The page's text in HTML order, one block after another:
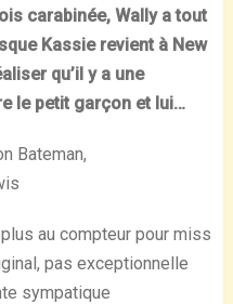
carabinée, Wally a tout
Kassie revient à New
qu’il y a une
le petit garçon et lui…
Bateman,
au compteur pour miss
pas exceptionnelle
sympatique